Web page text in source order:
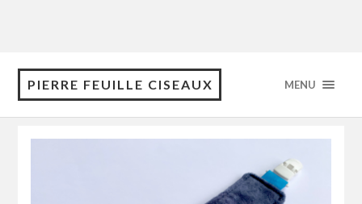
PIERRE FEUILLE CISEAUX MENU
Tag: tétine